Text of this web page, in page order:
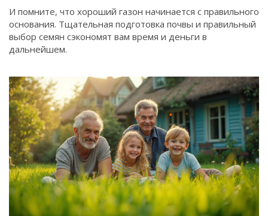
И помните, что хороший газон начинается с правильного
основания. Тщательная подготовка почвы и правильный
выбор семян сэкономят вам время и деньги в
дальнейшем.